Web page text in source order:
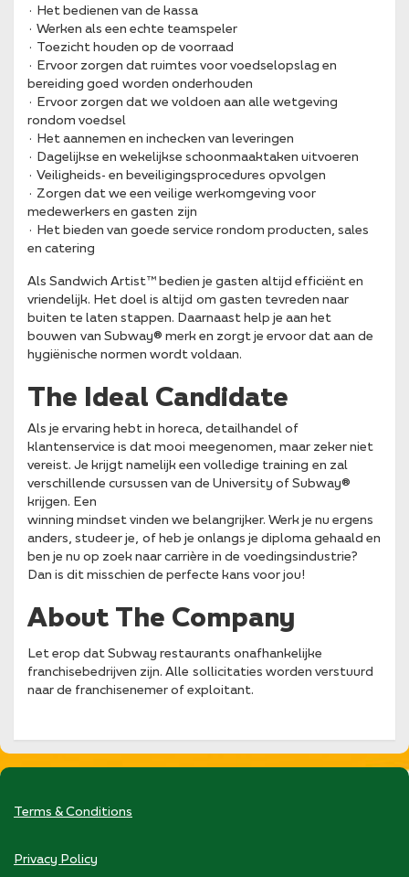
· Het bedienen van de kassa
· Werken als een echte teamspeler
· Toezicht houden op de voorraad
· Ervoor zorgen dat ruimtes voor voedselopslag en
bereiding goed worden onderhouden
· Ervoor zorgen dat we voldoen aan alle wetgeving
rondom voedsel
· Het aannemen en inchecken van leveringen
· Dagelijkse en wekelijkse schoonmaaktaken uitvoeren
· Veiligheids- en beveiligingsprocedures opvolgen
· Zorgen dat we een veilige werkomgeving voor
medewerkers en gasten zijn
· Het bieden van goede service rondom producten, sales
en catering
Als Sandwich Artist™ bedien je gasten altijd efficiënt en
vriendelijk. Het doel is altijd om gasten tevreden naar
buiten te laten stappen. Daarnaast help je aan het
bouwen van Subway® merk en zorgt je ervoor dat aan de
hygiënische normen wordt voldaan.
The Ideal Candidate
Als je ervaring hebt in horeca, detailhandel of
klantenservice is dat mooi meegenomen, maar zeker niet
vereist. Je krijgt namelijk een volledige training en zal
verschillende cursussen van de University of Subway®
krijgen. Een
winning mindset vinden we belangrijker. Werk je nu ergens
anders, studeer je, of heb je onlangs je diploma gehaald en
ben je nu op zoek naar carrière in de voedingsindustrie?
Dan is dit misschien de perfecte kans voor jou!
About The Company
Let erop dat Subway restaurants onafhankelijke
franchisebedrijven zijn. Alle sollicitaties worden verstuurd
naar de franchisenemer of exploitant.
Terms & Conditions
Privacy Policy